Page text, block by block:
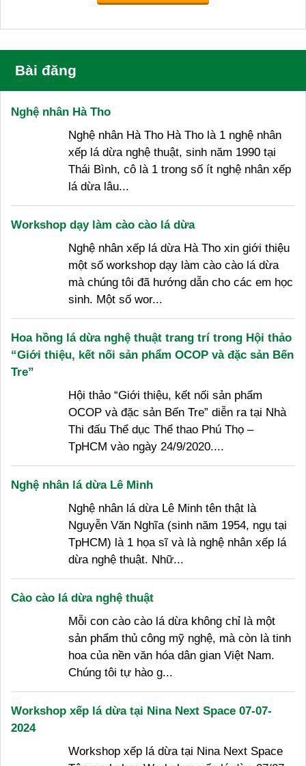
Bài đăng
Nghệ nhân Hà Tho
Nghệ nhân Hà Tho Hà Tho là 1 nghệ nhân
xếp lá dừa nghệ thuật, sinh năm 1990 tại
Thái Bình, cô là 1 trong số ít nghệ nhân xếp
lá dừa lâu...
Workshop dạy làm cào cào lá dừa
Nghệ nhân xếp lá dừa Hà Tho xin giới thiệu
một số workshop dạy làm cào cào lá dừa
mà chúng tôi đã hướng dẫn cho các em học
sinh. Một số wor...
Hoa hồng lá dừa nghệ thuật trang trí trong Hội thảo
“Giới thiệu, kết nối sản phẩm OCOP và đặc sản Bến
Tre”
Hội thảo “Giới thiệu, kết nối sản phẩm
OCOP và đặc sản Bến Tre” diễn ra tại Nhà
Thi đấu Thể dục Thể thao Phú Thọ –
TpHCM vào ngày 24/9/2020....
Nghệ nhân lá dừa Lê Minh
Nghệ nhân lá dừa Lê Minh tên thật là
Nguyễn Văn Nghĩa (sinh năm 1954, ngụ tại
TpHCM) là 1 họa sĩ và là nghệ nhân xếp lá
dừa nghệ thuật. Nhữ...
Cào cào lá dừa nghệ thuật
Mỗi con cào cào lá dừa không chỉ là một
sản phẩm thủ công mỹ nghệ, mà còn là tinh
hoa của nền văn hóa dân gian Việt Nam.
Chúng tôi tự hào g...
Workshop xếp lá dừa tại Nina Next Space 07-07-
2024
Workshop xếp lá dừa tại Nina Next Space